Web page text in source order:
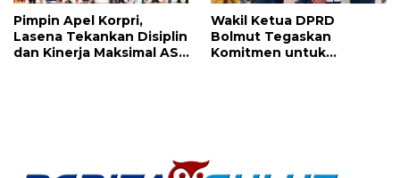
Pimpin Apel Korpri,
Lasena Tekankan Disiplin
dan Kinerja Maksimal ASN
Wakil Ketua DPRD
Bolmut Tegaskan
Komitmen untuk